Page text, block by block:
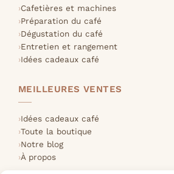
Cafetières et machines
Préparation du café
Dégustation du café
Entretien et rangement
Idées cadeaux café
MEILLEURES VENTES
Idées cadeaux café
Toute la boutique
Notre blog
À propos